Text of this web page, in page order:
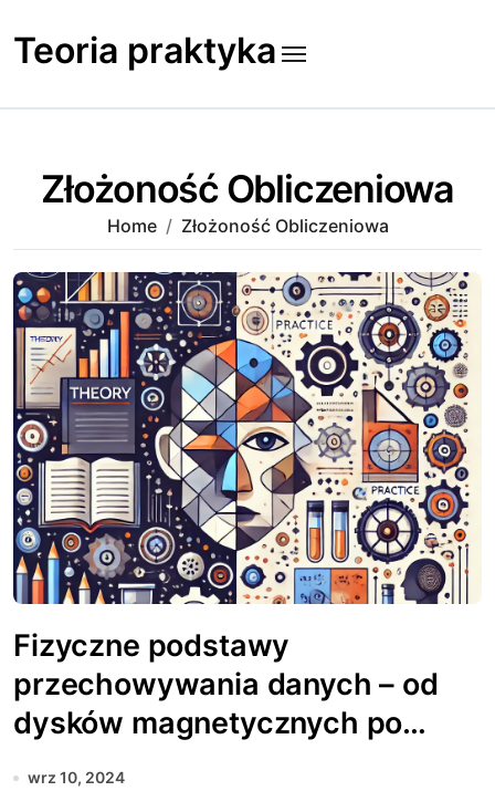
to
content
Teoria praktyka
Złożoność Obliczeniowa
Home Złożoność Obliczeniowa
Fizyczne podstawy
przechowywania danych – od
dysków magnetycznych po
pamięci flash
wrz 10, 2024